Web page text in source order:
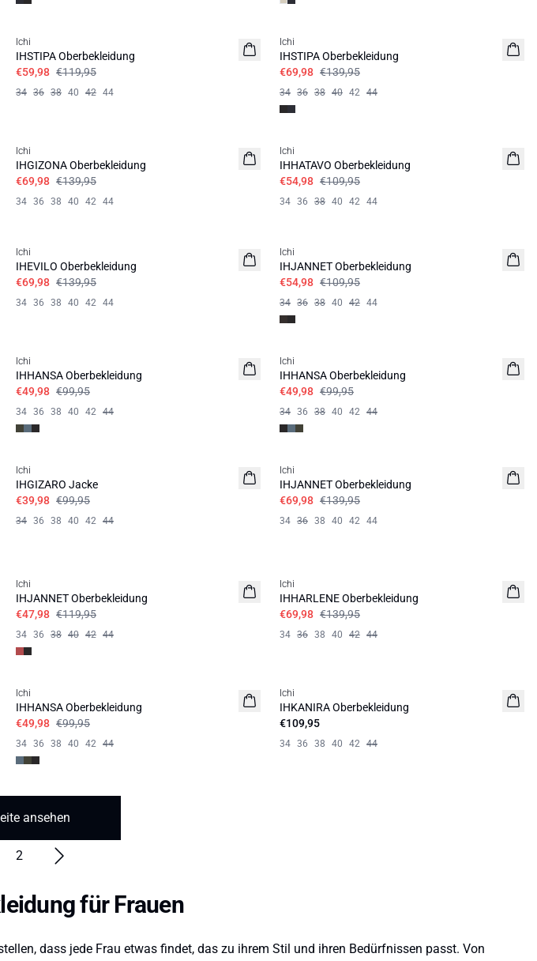
Ichi
IHSTIPA Oberbekleidung
€59,98 €119,95
34 36 38 40 42 44
Ichi
IHSTIPA Oberbekleidung
€69,98 €139,95
34 36 38 40 42 44
Ichi
IHGIZONA Oberbekleidung
€69,98 €139,95
34 36 38 40 42 44
Ichi
IHHATAVO Oberbekleidung
€54,98 €109,95
34 36 38 40 42 44
Ichi
IHEVILO Oberbekleidung
€69,98 €139,95
34 36 38 40 42 44
Ichi
IHJANNET Oberbekleidung
€54,98 €109,95
34 36 38 40 42 44
Ichi
IHHANSA Oberbekleidung
€49,98 €99,95
34 36 38 40 42 44
Ichi
IHHANSA Oberbekleidung
€49,98 €99,95
34 36 38 40 42 44
Ichi
IHGIZARO Jacke
€39,98 €99,95
34 36 38 40 42 44
Ichi
IHJANNET Oberbekleidung
€69,98 €139,95
34 36 38 40 42 44
Ichi
IHJANNET Oberbekleidung
€47,98 €119,95
34 36 38 40 42 44
Ichi
IHHARLENE Oberbekleidung
€69,98 €139,95
34 36 38 40 42 44
Ichi
IHHANSA Oberbekleidung
€49,98 €99,95
34 36 38 40 42 44
NEUHEIT
Ichi
IHKANIRA Oberbekleidung
€109,95
34 36 38 40 42 44
ansehen
2
für Frauen
dass jede Frau etwas findet, das zu ihrem Stil und ihren Bedürfnissen passt. Von